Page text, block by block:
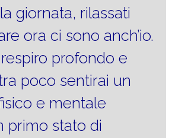
giornata, rilassati
ora ci sono anch’io.
profondo e
poco sentirai un
e mentale
primo stato di